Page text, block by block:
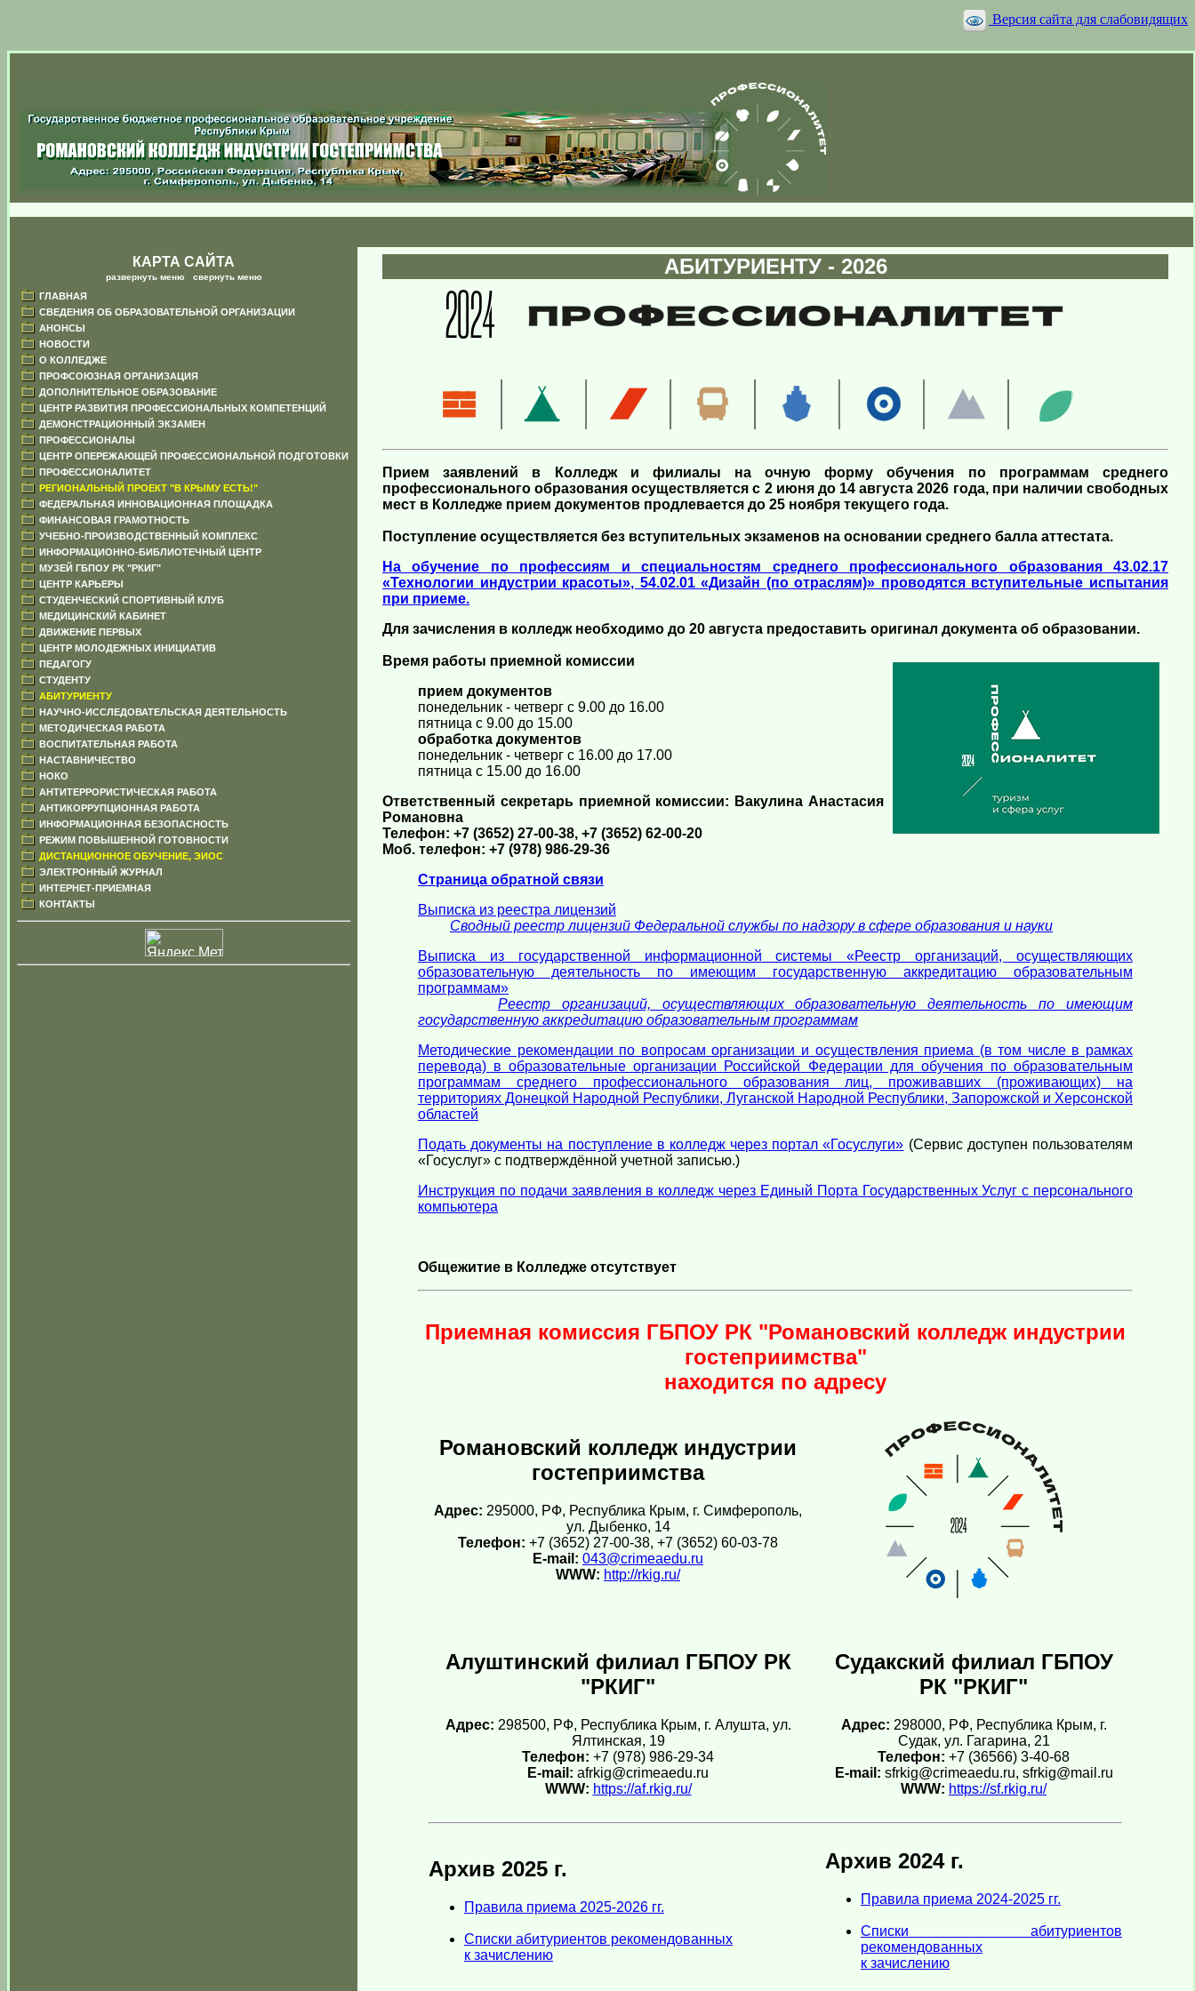
Версия сайта для слабовидящих
КАРТА САЙТА
развернуть меню свернуть меню
ГЛАВНАЯ
СВЕДЕНИЯ ОБ ОБРАЗОВАТЕЛЬНОЙ ОРГАНИЗАЦИИ
АНОНСЫ
НОВОСТИ
О КОЛЛЕДЖЕ
ПРОФСОЮЗНАЯ ОРГАНИЗАЦИЯ
ДОПОЛНИТЕЛЬНОЕ ОБРАЗОВАНИЕ
ЦЕНТР РАЗВИТИЯ ПРОФЕССИОНАЛЬНЫХ КОМПЕТЕНЦИЙ
ДЕМОНСТРАЦИОННЫЙ ЭКЗАМЕН
ПРОФЕССИОНАЛЫ
ЦЕНТР ОПЕРЕЖАЮЩЕЙ ПРОФЕССИОНАЛЬНОЙ ПОДГОТОВКИ
ПРОФЕССИОНАЛИТЕТ
РЕГИОНАЛЬНЫЙ ПРОЕКТ "В КРЫМУ ЕСТЬ!"
ФЕДЕРАЛЬНАЯ ИННОВАЦИОННАЯ ПЛОЩАДКА
ФИНАНСОВАЯ ГРАМОТНОСТЬ
УЧЕБНО-ПРОИЗВОДСТВЕННЫЙ КОМПЛЕКС
ИНФОРМАЦИОННО-БИБЛИОТЕЧНЫЙ ЦЕНТР
МУЗЕЙ ГБПОУ РК "РКИГ"
ЦЕНТР КАРЬЕРЫ
СТУДЕНЧЕСКИЙ СПОРТИВНЫЙ КЛУБ
МЕДИЦИНСКИЙ КАБИНЕТ
ДВИЖЕНИЕ ПЕРВЫХ
ЦЕНТР МОЛОДЕЖНЫХ ИНИЦИАТИВ
ПЕДАГОГУ
СТУДЕНТУ
АБИТУРИЕНТУ
НАУЧНО-ИССЛЕДОВАТЕЛЬСКАЯ ДЕЯТЕЛЬНОСТЬ
МЕТОДИЧЕСКАЯ РАБОТА
ВОСПИТАТЕЛЬНАЯ РАБОТА
НАСТАВНИЧЕСТВО
НОКО
АНТИТЕРРОРИСТИЧЕСКАЯ РАБОТА
АНТИКОРРУПЦИОННАЯ РАБОТА
ИНФОРМАЦИОННАЯ БЕЗОПАСНОСТЬ
РЕЖИМ ПОВЫШЕННОЙ ГОТОВНОСТИ
ДИСТАНЦИОННОЕ ОБУЧЕНИЕ, ЭИОС
ЭЛЕКТРОННЫЙ ЖУРНАЛ
ИНТЕРНЕТ-ПРИЕМНАЯ
КОНТАКТЫ
АБИТУРИЕНТУ - 2026
Прием заявлений в Колледж и филиалы на очную форму обучения по программам среднего
профессионального образования осуществляется с 2 июня до 14 августа 2026 года, при наличии свободных
мест в Колледже прием документов продлевается до 25 ноября текущего года.
Поступление осуществляется без вступительных экзаменов на основании среднего балла аттестата.
На обучение по профессиям и специальностям среднего профессионального образования 43.02.17
«Технологии индустрии красоты», 54.02.01 «Дизайн (по отраслям)» проводятся вступительные испытания
при приеме.
Для зачисления в колледж необходимо до 20 августа предоставить оригинал документа об образовании.
Время работы приемной комиссии
прием документов
понедельник - четверг с 9.00 до 16.00
пятница с 9.00 до 15.00
обработка документов
понедельник - четверг с 16.00 до 17.00
пятница с 15.00 до 16.00
Ответственный секретарь приемной комиссии: Вакулина Анастасия
Романовна
Телефон: +7 (3652) 27-00-38, +7 (3652) 62-00-20
Моб. телефон: +7 (978) 986-29-36
Страница обратной связи
Выписка из реестра лицензий
Сводный реестр лицензий Федеральной службы по надзору в сфере образования и науки
Выписка из государственной информационной системы «Реестр организаций, осуществляющих
образовательную деятельность по имеющим государственную аккредитацию образовательным
программам»
Реестр организаций, осуществляющих образовательную деятельность по имеющим
государственную аккредитацию образовательным программам
Методические рекомендации по вопросам организации и осуществления приема (в том числе в рамках
перевода) в образовательные организации Российской Федерации для обучения по образовательным
программам среднего профессионального образования лиц, проживавших (проживающих) на
территориях Донецкой Народной Республики, Луганской Народной Республики, Запорожской и Херсонской
областей
Подать документы на поступление в колледж через портал «Госуслуги» (Сервис доступен пользователям
«Госуслуг» с подтверждённой учeтной записью.)
Инструкция по подачи заявления в колледж через Единый Порта Государственных Услуг с персонального
компьютера
Общежитие в Колледже отсутствует
Приемная комиссия ГБПОУ РК "Романовский колледж индустрии
гостеприимства"
находится по адресу
Романовский колледж индустрии
гостеприимства
Адрес: 295000, РФ, Республика Крым, г. Симферополь,
ул. Дыбенко, 14
Телефон: +7 (3652) 27-00-38, +7 (3652) 60-03-78
E-mail: 043@crimeaedu.ru
WWW: http://rkig.ru/
Алуштинский филиал ГБПОУ РК
"РКИГ"
Адрес: 298500, РФ, Республика Крым, г. Алушта, ул.
Ялтинская, 19
Телефон: +7 (978) 986-29-34
E-mail: afrkig@crimeaedu.ru
WWW: https://af.rkig.ru/
Судакский филиал ГБПОУ
РК "РКИГ"
Адрес: 298000, РФ, Республика Крым, г.
Судак, ул. Гагарина, 21
Телефон: +7 (36566) 3-40-68
E-mail: sfrkig@crimeaedu.ru, sfrkig@mail.ru
WWW: https://sf.rkig.ru/
Архив 2025 г.
Правила приема 2025-2026 гг.
Cписки абитуриентов рекомендованных
к зачислению
Архив 2024 г.
Правила приема 2024-2025 гг.
Cписки абитуриентов
рекомендованных
к зачислению